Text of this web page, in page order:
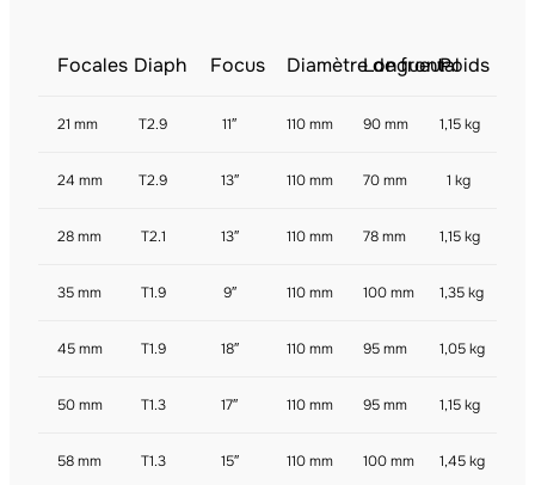
Focales Diaph Focus Diamètre de frontal
LongueurPoids
21 mm T2.9 11″ 110 mm 90 mm 1,15 kg
24 mm T2.9 13″ 110 mm 70 mm 1 kg
28 mm T2.1 13″ 110 mm 78 mm 1,15 kg
35 mm T1.9 9″ 110 mm 100 mm 1,35 kg
45 mm T1.9 18″ 110 mm 95 mm 1,05 kg
50 mm T1.3 17″ 110 mm 95 mm 1,15 kg
58 mm T1.3 15″ 110 mm 100 mm 1,45 kg